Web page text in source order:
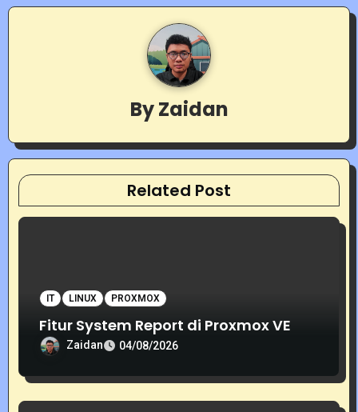
g
a
t
o
n
ByZaidan
Related Post
IT LINUX PROXMOX
Fitur System Report di Proxmox VE
Zaidan 04/08/2026